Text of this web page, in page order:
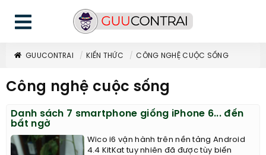
GUUCONTRAI KIẾN THỨC CÔNG NGHỆ CUỘC SỐNG
Công nghệ cuộc sống
Danh sách 7 smartphone giống iPhone 6... đến
bất ngờ
Wico i6 vận hành trên nền tảng Android
4.4 KitKat tuy nhiên đã được tùy biến